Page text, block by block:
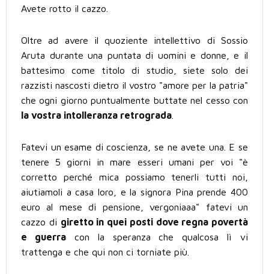
Avete rotto il cazzo.
Oltre ad avere il quoziente intellettivo di Sossio
Aruta durante una puntata di uomini e donne, e il
battesimo come titolo di studio, siete solo dei
razzisti nascosti dietro il vostro "amore per la patria"
che ogni giorno puntualmente buttate nel cesso con
la vostra intolleranza retrograda
Fatevi un esame di coscienza, se ne avete una. E se
tenere 5 giorni in mare esseri umani per voi "è
corretto perché mica possiamo tenerli tutti noi,
aiutiamoli a casa loro, e la signora Pina prende 400
euro al mese di pensione, vergoniaaa" fatevi un
cazzo di giretto in quei posti dove regna povertà
e guerracon la speranza che qualcosa lì vi
trattenga e che qui non ci torniate più.